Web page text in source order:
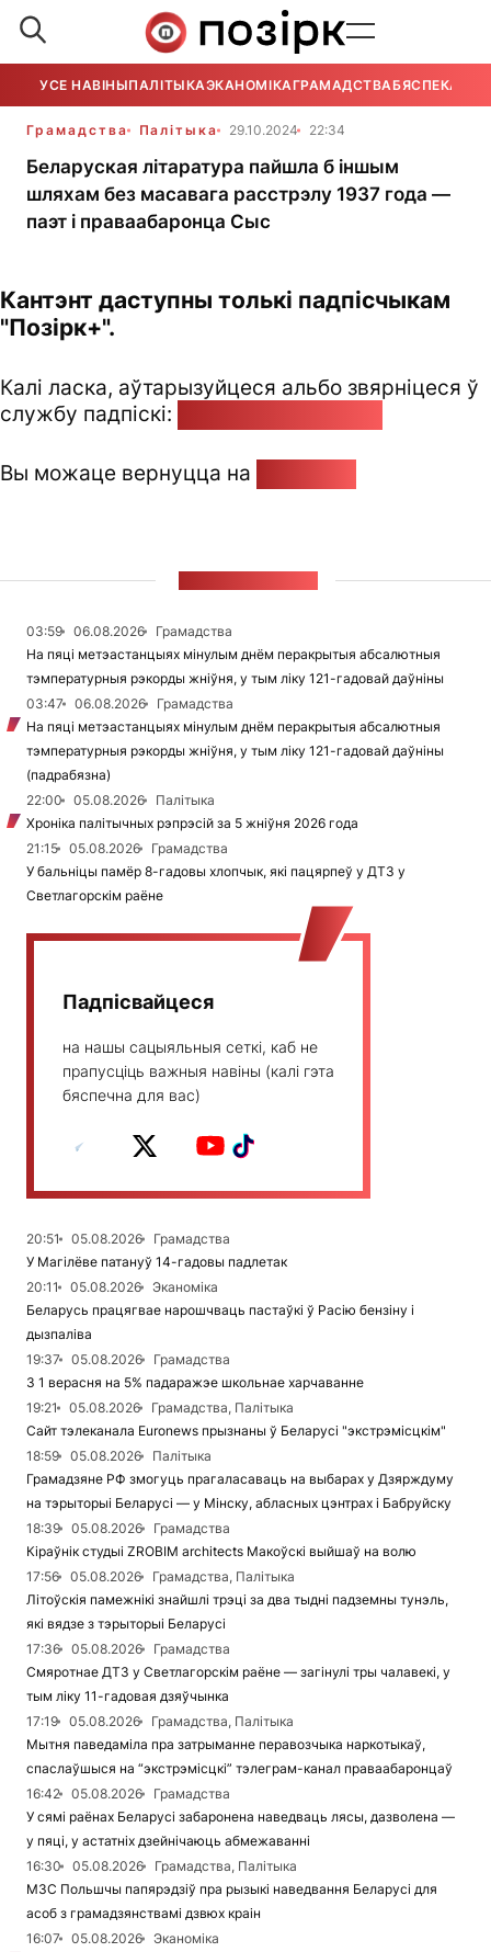
УСЕ НАВІНЫПАЛІТЫКАЭКАНОМІКАГРАМАДСТВАБЯСПЕКА
Грамадства Палітыка 29.10.2024 22:34
Беларуская літаратура пайшла б іншым
шляхам без масавага расстрэлу 1937 года —
паэт і праваабаронца Сыс
Кантэнт даступны толькі падпісчыкам
"Позірк+".
Калі ласка, аўтарызуйцеся альбо звярніцеся ў
службу падпіскі:
Вы можаце вернуцца на
03:59 06.08.2026
Грамадства
На пяці метэастанцыях мінулым днём перакрытыя абсалютныя
тэмпературныя рэкорды жніўня, у тым ліку 121-гадовай даўніны
03:47
06.08.2026
Грамадства
На пяці метэастанцыях мінулым днём перакрытыя абсалютныя
тэмпературныя рэкорды жніўня, у тым ліку 121-гадовай даўніны
(падрабязна)
22:00
05.08.2026
Палітыка
Хроніка палітычных рэпрэсій за 5 жніўня 2026 года
21:15
05.08.2026
Грамадства
У бальніцы памёр 8-гадовы хлопчык, які пацярпеў у ДТЗ у
Светлагорскім раёне
Падпісвайцеся
на нашы сацыяльныя сеткі, каб не
прапусціць важныя навіны (калі гэта
бяспечна для вас)
20:51 05.08.2026
Грамадства
У Магілёве патануў 14-гадовы падлетак
20:11
05.08.2026
Эканоміка
Беларусь працягвае нарошчваць пастаўкі ў Расію бензіну і
дызпаліва
19:37
05.08.2026
Грамадства
З 1 верасня на 5% падаражэе школьнае харчаванне
19:21
05.08.2026
Грамадства, Палітыка
Сайт тэлеканала Euronews прызнаны ў Беларусі "экстрэмісцкім"
18:59
05.08.2026
Палітыка
Грамадзяне РФ змогуць прагаласаваць на выбарах у Дзярждуму
на тэрыторыі Беларусі — у Мінску, абласных цэнтрах і Бабруйску
18:39
05.08.2026
Грамадства
Кіраўнік студыі ZROBIM architects Макоўскі выйшаў на волю
17:56
05.08.2026
Грамадства, Палітыка
Літоўскія памежнікі знайшлі трэці за два тыдні падземны тунэль,
які вядзе з тэрыторыі Беларусі
17:36
05.08.2026
Грамадства
Смяротнае ДТЗ у Светлагорскім раёне — загінулі тры чалавекі, у
тым ліку 11-гадовая дзяўчынка
17:19
05.08.2026
Грамадства, Палітыка
Мытня паведаміла пра затрыманне перавозчыка наркотыкаў,
спаслаўшыся на “экстрэмісцкі” тэлеграм-канал праваабаронцаў
16:42
05.08.2026
Грамадства
У сямі раёнах Беларусі забаронена наведваць лясы, дазволена —
у пяці, у астатніх дзейнічаюць абмежаванні
16:30
05.08.2026
Грамадства, Палітыка
МЗС Польшчы папярэдзіў пра рызыкі наведвання Беларусі для
асоб з грамадзянствамі дзвюх краін
16:07
05.08.2026
Эканоміка